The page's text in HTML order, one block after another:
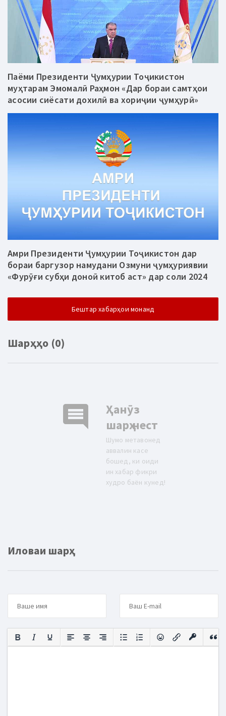
Паёми Президенти Ҷумҳурии Тоҷикистон
муҳтарам Эмомалӣ Раҳмон «Дар бораи самтҳои
асосии сиёсати дохилӣ ва хориҷии ҷумҳурӣ»
Амри Президенти Ҷумҳурии Тоҷикистон дар
бораи баргузор намудани Озмуни ҷумҳуриявии
«Фурӯғи субҳи доноӣ китоб аст» дар соли 2024
Бештар хабарҳои монанд
Шарҳҳо (0)
comment
Ҳанӯз
шарҳ нест
Шумо метавонед
аввалин касе
бошед, ки оиди
ин хабар фикри
худро баён кунед!
Иловаи шарҳ